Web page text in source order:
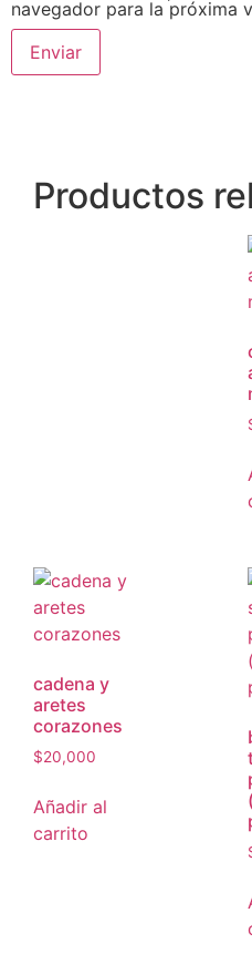
navegador para la próxima
Productos
cadena y
aretes
corazones
$20,000
Añadir al
carrito